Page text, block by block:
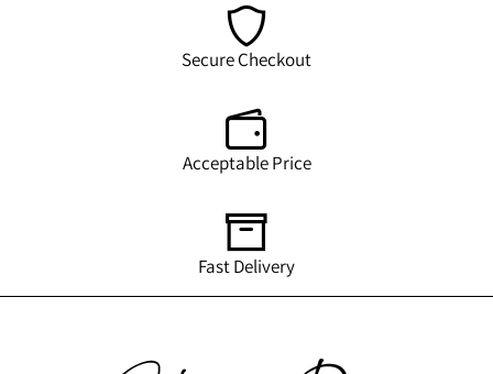
Secure Checkout
Acceptable Price
Fast Delivery